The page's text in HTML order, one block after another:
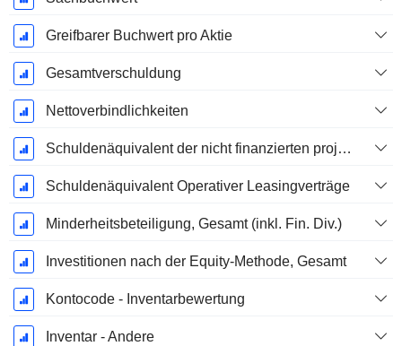
Greifbarer Buchwert pro Aktie
Gesamtverschuldung
Nettoverbindlichkeiten
Schuldenäquivalent der nicht finanzierten projizierten Leistungspflicht
Schuldenäquivalent Operativer Leasingverträge
Minderheitsbeteiligung, Gesamt (inkl. Fin. Div.)
Investitionen nach der Equity-Methode, Gesamt
Kontocode - Inventarbewertung
Inventar - Andere